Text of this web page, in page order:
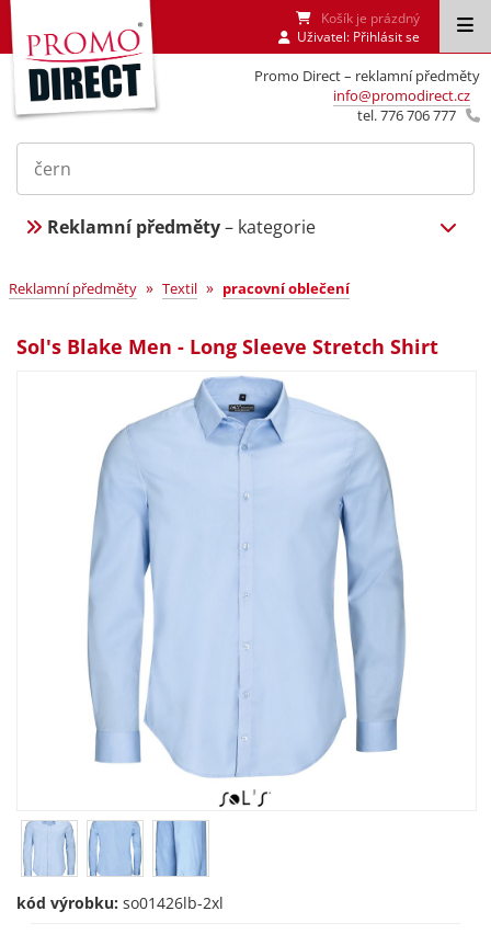
Promo Direct – reklamní předměty
info@promodirect.cz
tel. 776 706 777
Košík je prázdný
Uživatel: Přihlásit se
Reklamní předměty– kategorie
Reklamní předměty » Textil » pracovní oblečení
Sol's Blake Men - Long Sleeve Stretch Shirt
kód výrobku: so01426lb-2xl